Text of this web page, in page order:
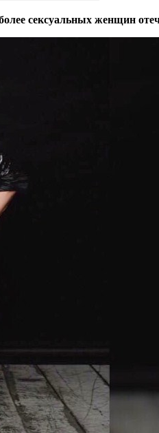
сексуальных женщин